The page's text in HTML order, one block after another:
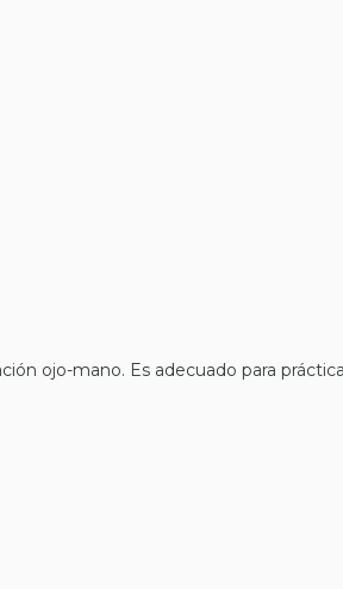
ojo-mano. Es adecuado para